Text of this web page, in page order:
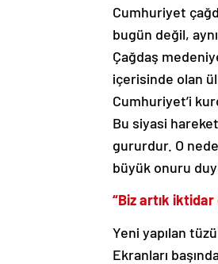
Cumhuriyet
bugün değil,
Çağdaş
içerisinde olan
Cumhuriyet’i
Bu siyasi
gururdur. O
büyük onuru
“Biz artık
Yeni yapılan
Ekranları